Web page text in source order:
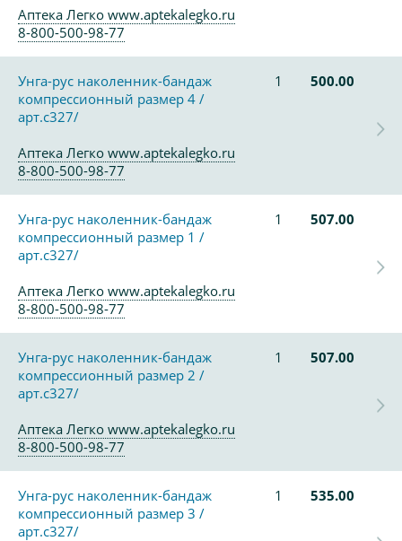
Аптека Легко www.aptekalegko.ru
8-800-500-98-77
Унга-рус наколенник-бандаж
компрессионный размер 4 /
арт.с327/
1 500.00
Аптека Легко www.aptekalegko.ru
8-800-500-98-77
Унга-рус наколенник-бандаж
компрессионный размер 1 /
арт.с327/
1 507.00
Аптека Легко www.aptekalegko.ru
8-800-500-98-77
Унга-рус наколенник-бандаж
компрессионный размер 2 /
арт.с327/
1 507.00
Аптека Легко www.aptekalegko.ru
8-800-500-98-77
Унга-рус наколенник-бандаж
компрессионный размер 3 /
арт.с327/
1 535.00